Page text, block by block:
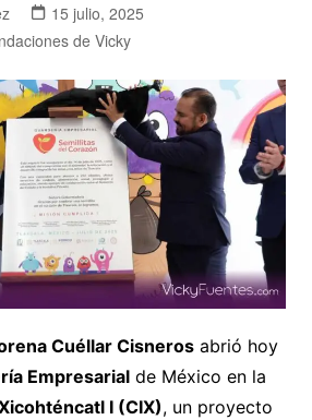
15 julio, 2025
de Vicky
Cuéllar Cisnerosabrió hoy
Empresarialde México en la
I (CIX), un proyecto